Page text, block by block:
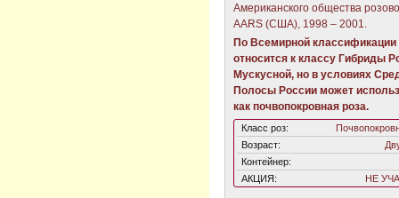
Американского общества
AARS (США), 1998 – 2001.
По Всемирной классификации
относится к классу Гибриды
Мускусной, но в условиях
Полосы России может
как почвопокровная роза.
Класс роз:
Возраст:
Контейнер:
АКЦИЯ:
НЕ